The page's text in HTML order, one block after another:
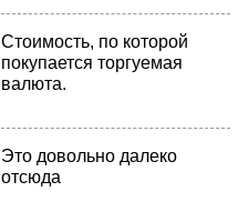
Стоимость, по которой
покупается торгуемая
валюта.
Это довольно далеко
отсюда